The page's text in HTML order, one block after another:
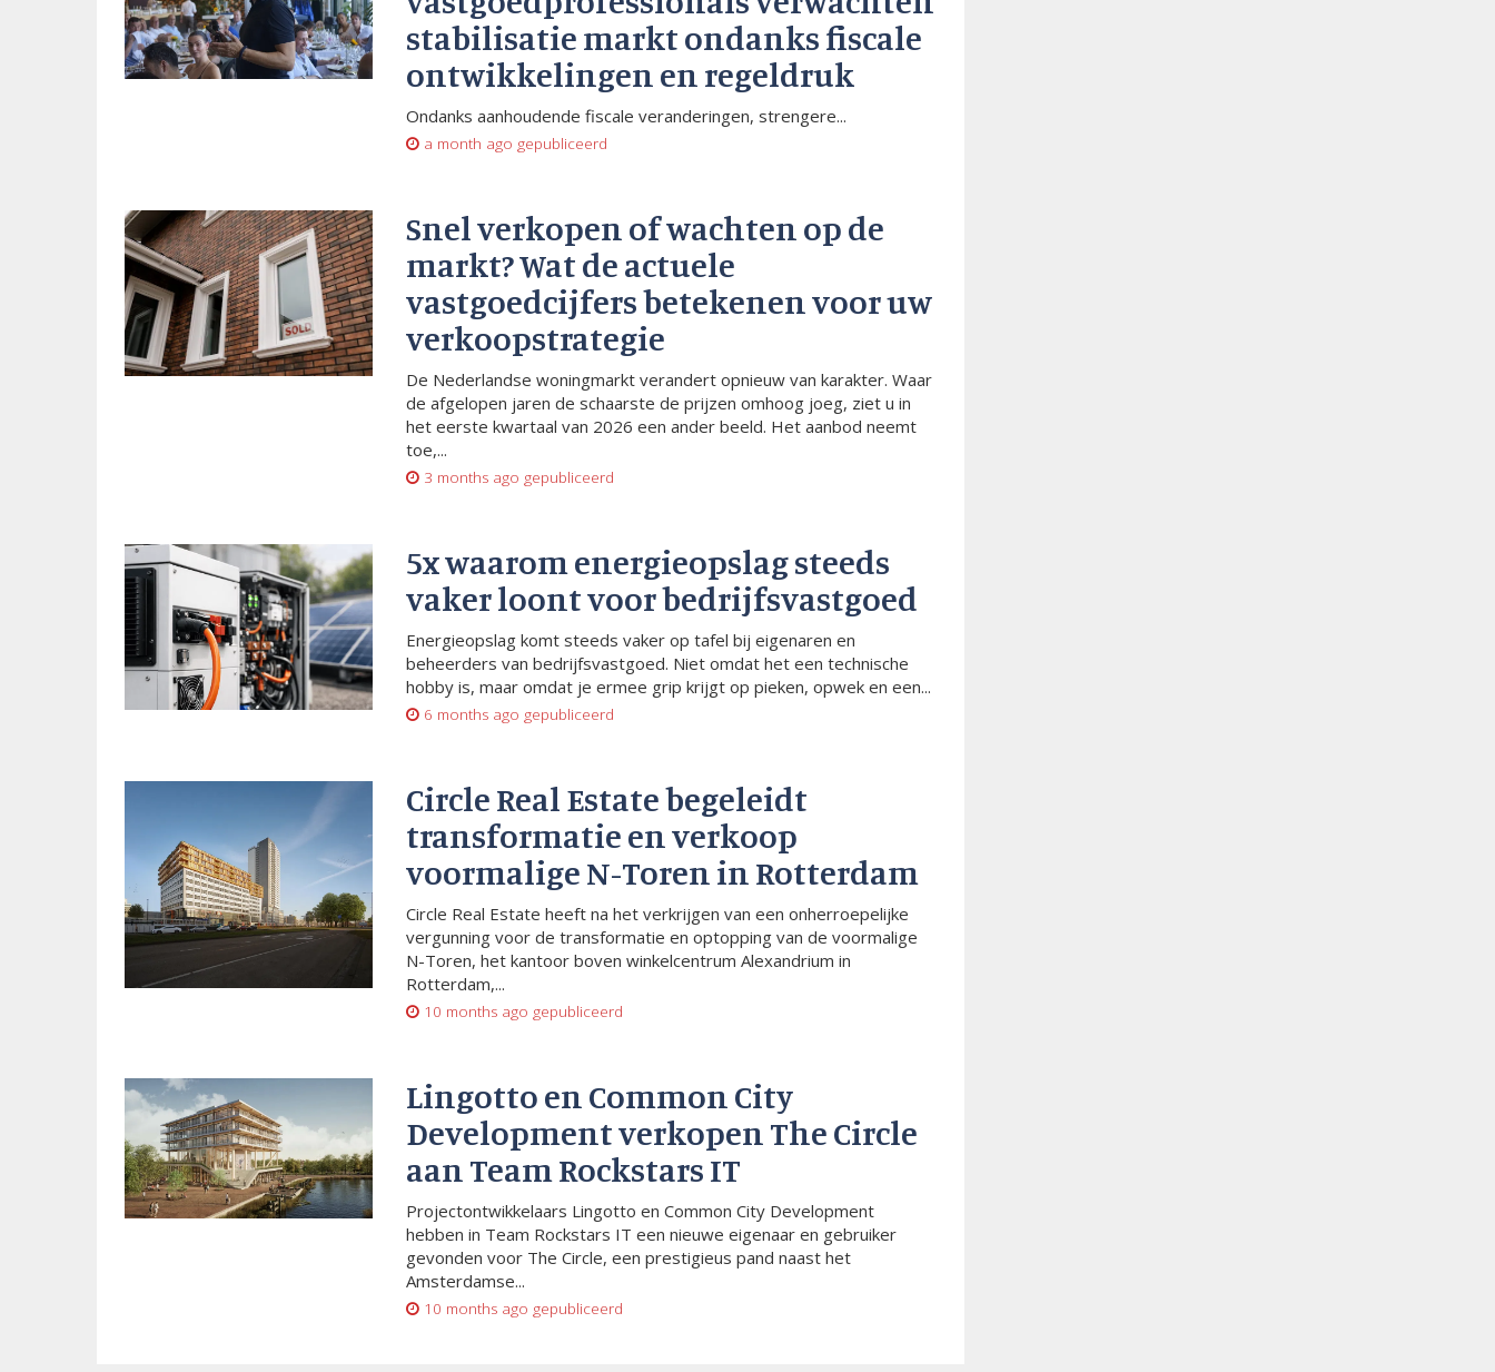
stabilisatie markt ondanks fiscale
ontwikkelingen en regeldruk
Ondanks aanhoudende fiscale veranderingen, strengere...
a month ago gepubliceerd
Snel verkopen of wachten op de
markt? Wat de actuele
vastgoedcijfers betekenen voor uw
verkoopstrategie
De Nederlandse woningmarkt verandert opnieuw van karakter. Waar
de afgelopen jaren de schaarste de prijzen omhoog joeg, ziet u in
het eerste kwartaal van 2026 een ander beeld. Het aanbod neemt
toe,...
3 months ago gepubliceerd
5x waarom energieopslag steeds
vaker loont voor bedrijfsvastgoed
Energieopslag komt steeds vaker op tafel bij eigenaren en
beheerders van bedrijfsvastgoed. Niet omdat het een technische
hobby is, maar omdat je ermee grip krijgt op pieken, opwek en een...
6 months ago gepubliceerd
Circle Real Estate begeleidt
transformatie en verkoop
voormalige N-Toren in Rotterdam
Circle Real Estate heeft na het verkrijgen van een onherroepelijke
vergunning voor de transformatie en optopping van de voormalige
N-Toren, het kantoor boven winkelcentrum Alexandrium in
Rotterdam,...
10 months ago gepubliceerd
Lingotto en Common City
Development verkopen The Circle
aan Team Rockstars IT
Projectontwikkelaars Lingotto en Common City Development
hebben in Team Rockstars IT een nieuwe eigenaar en gebruiker
gevonden voor The Circle, een prestigieus pand naast het
Amsterdamse...
10 months ago gepubliceerd